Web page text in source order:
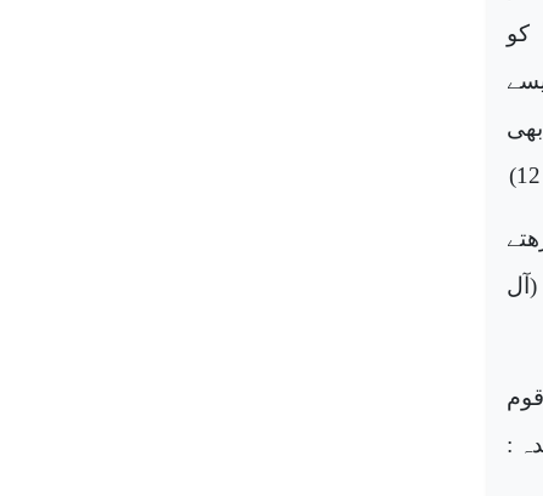
کو
12
)
(آل
: